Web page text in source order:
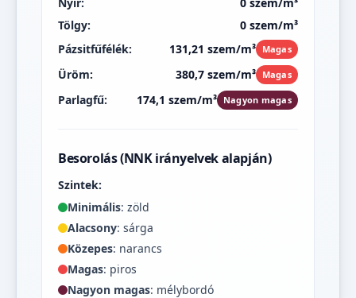
Tölgy:
0 szem/m³
Pázsitfűfélék:
131,21 szem/m³ Magas
Üröm: 380,7 szem/m³ Magas
Parlagfű: 174,1 szem/m³ Nagyon magas
Besorolás (NNK irányelvek alapján)
Szintek:
Minimális: zöld
Alacsony: sárga
Közepes: narancs
Magas: piros
Nagyon magas: mélybordó